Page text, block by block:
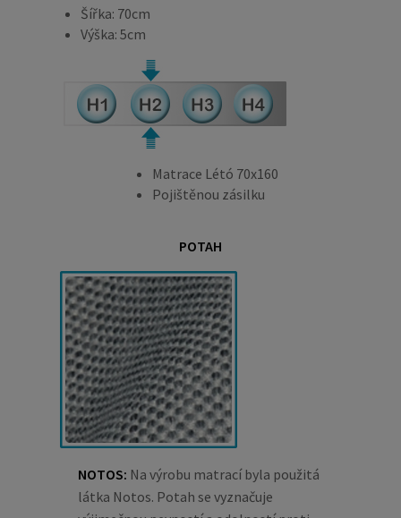
Šířka: 70cm
Výška: 5cm
Matrace Létó 70x160
Pojištěnou zásilku
POTAH
NOTOS: Na výrobu matrací byla použitá
látka Notos. Potah se vyznačuje